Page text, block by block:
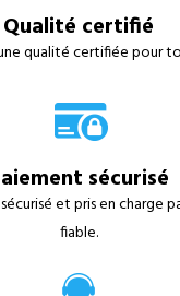
Qualité certifié
qualité certifiée pour
sécurisé
et pris en charge
fiable.